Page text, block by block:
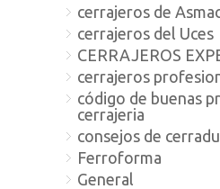
cerrajeros de
cerrajeros del Uces
CERRAJEROS
cerrajeros
código de buenas
cerrajeria
consejos de
Ferroforma
General